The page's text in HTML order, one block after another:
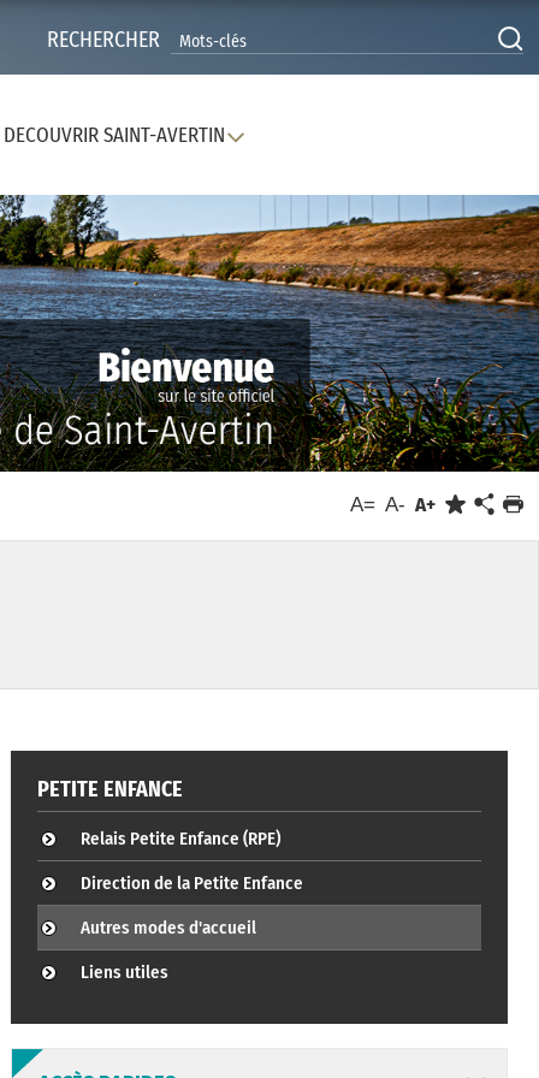
RECHERCHER
DECOUVRIR SAINT-AVERTIN
A= A- A+
PETITE ENFANCE
Relais Petite Enfance (RPE)
Direction de la Petite Enfance
Autres modes d'accueil
Liens utiles